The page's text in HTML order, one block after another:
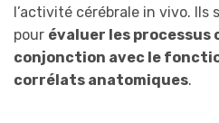
l’activité cérébrale in vivo. Ils
pour évaluer les
conjonction avec le
corrélats anatomiques.